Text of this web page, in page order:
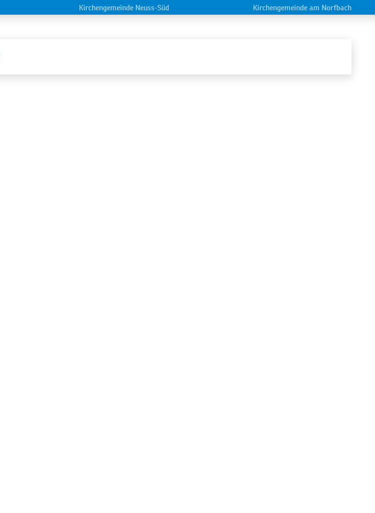
Navigation überspringen
Kirchengemeinde Neuss-Süd Kirchengemeinde am Norfbach